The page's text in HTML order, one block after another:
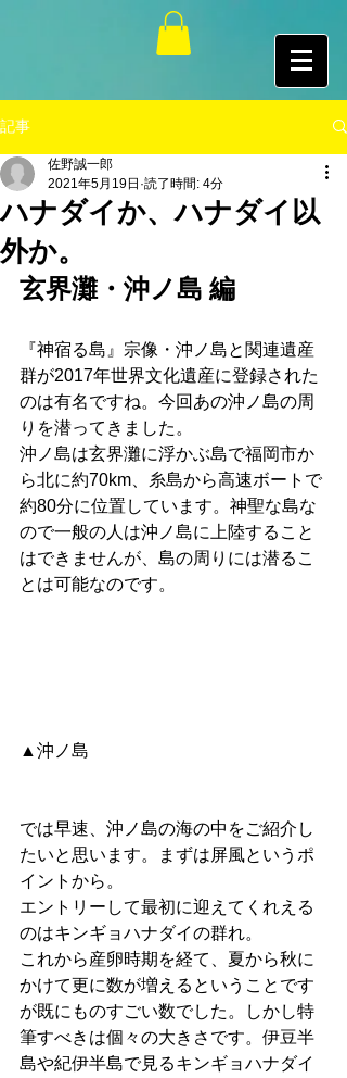
記事
ハナダイか、ハナダイ以
外か。
佐野誠一郎
2021年5月19日 読了時間: 4分
玄界灘・沖ノ島 編
『神宿る島』宗像・沖ノ島と関連遺産
群が2017年世界文化遺産に登録された
のは有名ですね。今回あの沖ノ島の周
りを潜ってきました。
沖ノ島は玄界灘に浮かぶ島で福岡市か
ら北に約70km、糸島から高速ボートで
約80分に位置しています。神聖な島な
ので一般の人は沖ノ島に上陸すること
はできませんが、島の周りには潜るこ
とは可能なのです。
▲沖ノ島
では早速、沖ノ島の海の中をご紹介し
たいと思います。まずは屏風というポ
イントから。
エントリーして最初に迎えてくれえる
のはキンギョハナダイの群れ。
これから産卵時期を経て、夏から秋に
かけて更に数が増えるということです
が既にものすごい数でした。しかし特
筆すべきは個々の大きさです。伊豆半
島や紀伊半島で見るキンギョハナダイ